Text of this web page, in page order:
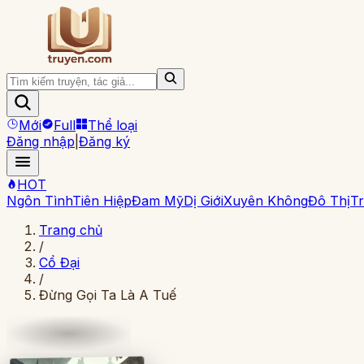
Mới Full
Thể loại
Đăng nhập Đăng ký
HOT
Ngôn TìnhTiên HiệpĐam MỹDị GiớiXuyên KhôngĐô Thị
Trang chủ
/
Cổ Đại
/
Đừng Gọi Ta Là A Tuế